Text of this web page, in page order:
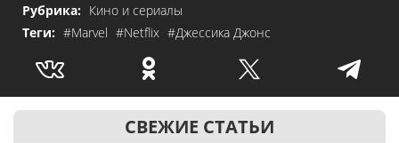
Рубрика: Кино и сериалы
Теги: #Marvel #Netflix #Джессика Джонс
СВЕЖИЕ СТАТЬИ